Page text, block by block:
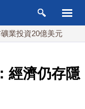
資20億美元
經濟仍存隱